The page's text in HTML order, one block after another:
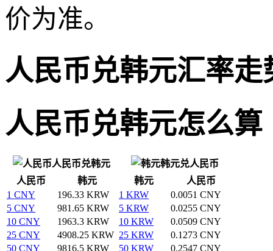
价为准。
人民币兑韩元汇率走
人民币兑韩元怎么算
人民币兑韩元
韩元兑人民币
人民币
韩元 韩元
人民币
1 CNY
196.33 KRW 1 KRW
0.0051 CNY
5 CNY
981.65 KRW 5 KRW
0.0255 CNY
10 CNY
1963.3 KRW 10 KRW
0.0509 CNY
25 CNY
4908.25 KRW 25 KRW
0.1273 CNY
50 CNY
9816.5 KRW 50 KRW
0.2547 CNY